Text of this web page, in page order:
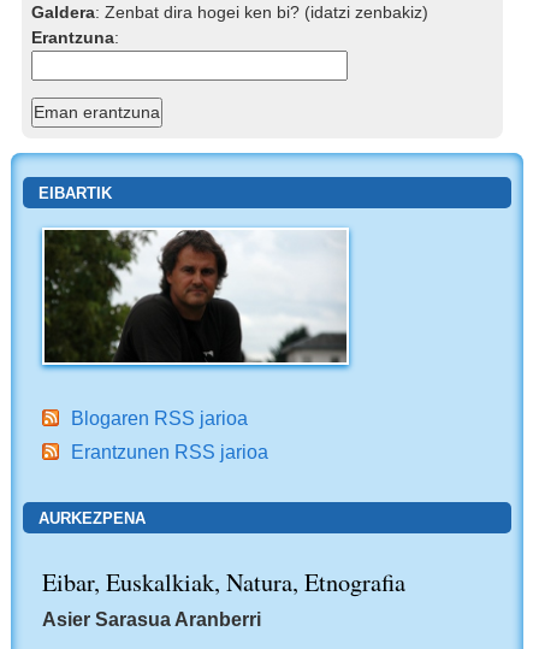
Galdera:Zenbat dira hogei ken bi? (idatzi zenbakiz)
Erantzuna:
EIBARTIK
Blogaren RSS jarioa
Erantzunen RSS jarioa
AURKEZPENA
Eibar, Euskalkiak, Natura, Etnografia
Asier Sarasua Aranberri